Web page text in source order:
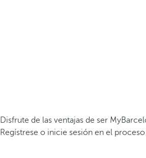
Disfrute de las ventajas de ser
Regístrese o inicie sesión en el